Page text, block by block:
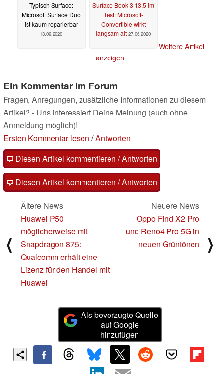
Typisch Surface:
Microsoft Surface Duo
ist kaum reparierbar
13.09.2020
Surface Book 3 13.5 im
Test: Microsoft-
Convertible wirkt
langsam alt 27.06.2020
Weitere Artikel
anzeigen
Ein Kommentar im Forum
Fragen, Anregungen, zusätzliche Informationen zu diesem
Artikel? - Uns interessiert Deine Meinung (auch ohne
Anmeldung möglich)!
Ersten Kommentar lesen /Antworten
Diesen Artikel kommentieren / Antworten
Diesen Artikel kommentieren / Antworten
⟨
Ältere News
Huawei P50
möglicherweise mit
Snapdragon 875:
Qualcomm erhält eine
Lizenz für den Handel mit
Huawei
Neuere News
Oppo Find X2 Pro
und Reno4 Pro 5G in
neuen Grüntönen
⟩
Als bevorzugte Quelle
auf Google
hinzufügen